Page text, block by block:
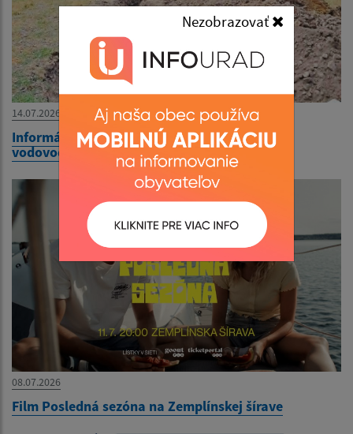
14.07.2026
Informácia o začiatku realizácie ďalších
vodovodných vetiev
08.07.2026
Film Posledná sezóna na Zemplínskej šírave
Nezobrazovať